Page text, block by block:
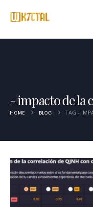
impacto de la
HOME BLOG TAG -